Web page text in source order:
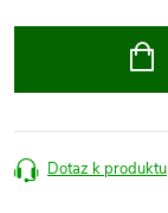
Dotaz k produktu